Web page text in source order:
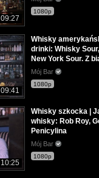
09:27
1080p
09:41
Whisky
drinki: Whisky
New York Sour. Z
Mój Bar
1080p
10:25
Whisky szkocka |
whisky: Rob Roy,
Penicylina
Mój Bar
1080p